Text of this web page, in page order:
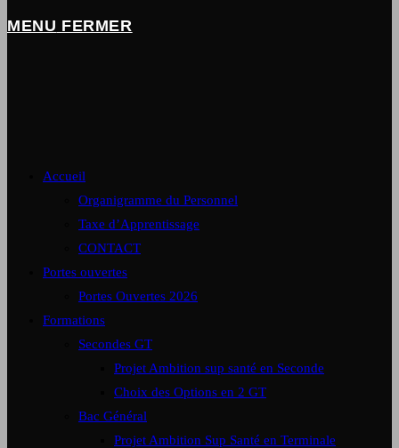
MENU FERMER
Accueil
Organigramme du Personnel
Taxe d’Apprentissage
CONTACT
Portes ouvertes
Portes Ouvertes 2026
Formations
Secondes GT
Projet Ambition sup santé en Seconde
Choix des Options en 2 GT
Bac Général
Projet Ambition Sup Santé en Terminale